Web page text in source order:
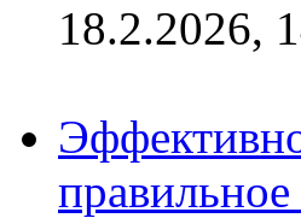
18.2.2026,
правильное